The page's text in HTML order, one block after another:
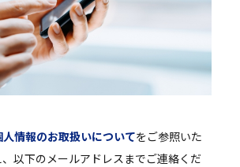
人情報のお取扱いについてをご参照いた
以下のメールアドレスまでご連絡くだ